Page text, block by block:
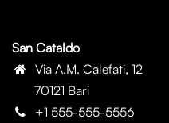
San Cataldo
Via A.M. Calefati, 12
70121 Bari
+1 555-555-5556